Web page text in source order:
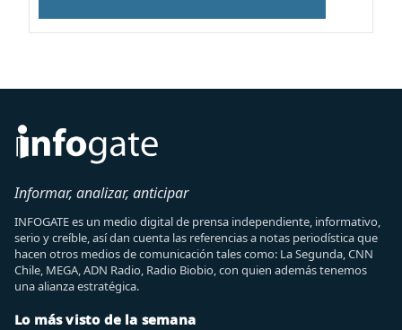
Informar, analizar, anticipar
INFOGATE es un medio digital de prensa independiente, informativo,
serio y creíble, así dan cuenta las referencias a notas periodística que
hacen otros medios de comunicación tales como: La Segunda, CNN
Chile, MEGA, ADN Radio, Radio Biobio, con quien además tenemos
una alianza estratégica.
Lo más visto de la semana